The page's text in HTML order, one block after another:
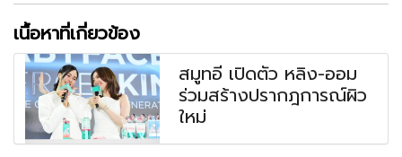
เนื้อหาที่เกี่ยวข้อง
สมูทอี เปิดตัว หลิง-ออม
ร่วมสร้างปรากฎการณ์ผิว
ใหม่